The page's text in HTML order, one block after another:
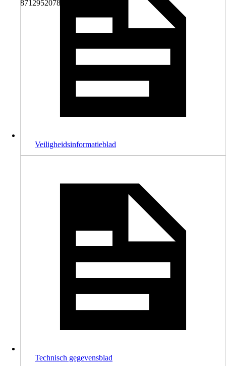
8712952078243
Veiligheidsinformatieblad
Technisch gegevensblad